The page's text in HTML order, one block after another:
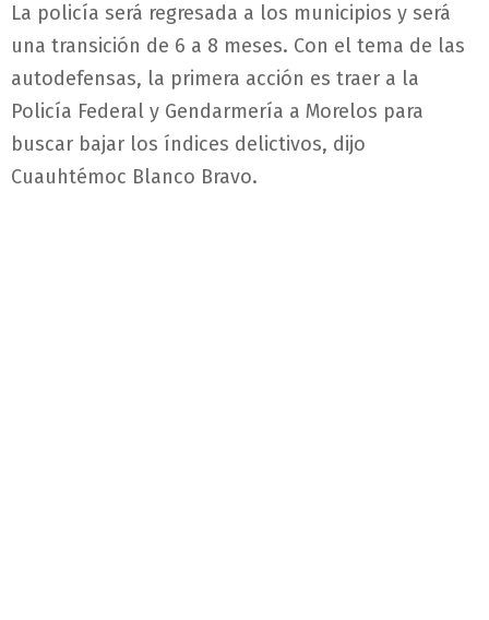
La policía será regresada a los municipios y será
una transición de 6 a 8 meses. Con el tema de las
autodefensas, la primera acción es traer a la
Policía Federal y Gendarmería a Morelos para
buscar bajar los índices delictivos, dijo
Cuauhtémoc Blanco Bravo.